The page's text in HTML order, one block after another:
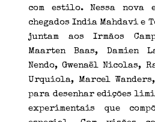
com estilo. Nessa nova
chegados India Mahdavi e
juntam aos Irmãos
Maarten Baas, Damien
Nendo, Gwenaël Nicolas,
Urquiola, Marcel
para desenhar edições
experimentais que